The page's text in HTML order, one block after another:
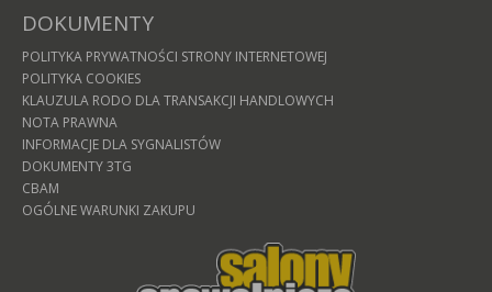
DOKUMENTY
POLITYKA PRYWATNOŚCI STRONY INTERNETOWEJ
POLITYKA COOKIES
KLAUZULA RODO DLA TRANSAKCJI HANDLOWYCH
NOTA PRAWNA
INFORMACJE DLA SYGNALISTÓW
DOKUMENTY 3TG
CBAM
OGÓLNE WARUNKI ZAKUPU